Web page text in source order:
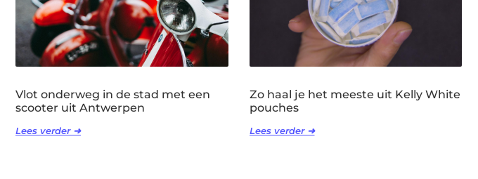
Vlot onderweg in de stad met een
scooter uit Antwerpen
Lees verder ➜
Zo haal je het meeste uit Kelly White
pouches
Lees verder ➜